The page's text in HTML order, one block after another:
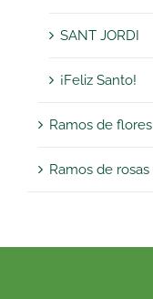
SANT JORDI
¡Feliz Santo!
Ramos de flores
Ramos de rosas